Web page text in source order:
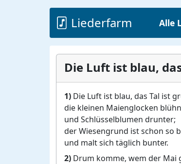
Liederfarm Alle
Die Luft ist blau,
1) Die Luft ist blau, das Tal ist
die kleinen Maienglocken blühn
und Schlüsselblumen drunter;
der Wiesengrund ist schon so
und malt sich täglich bunter.
2) Drum komme, wem der Mai